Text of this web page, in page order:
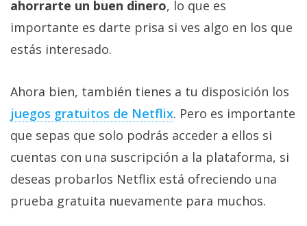
ahorrarte un buen dinero, lo que es
importante es darte prisa si ves algo en los que
estás interesado.
Ahora bien, también tienes a tu disposición los
juegos gratuitos de Netflix‎. Pero es importante
que sepas que solo podrás acceder a ellos si
cuentas con una suscripción a la plataforma, si
deseas probarlos Netflix está ofreciendo una
prueba gratuita nuevamente para muchos.